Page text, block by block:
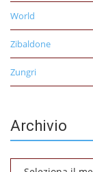
World
Zibaldone
Zungri
Archivio
Archivio